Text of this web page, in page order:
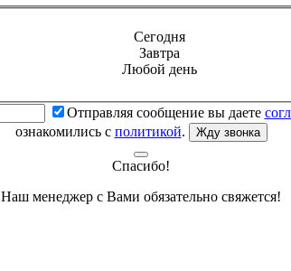
Сегодня
Завтра
Любой день
Отправляя сообщение вы даете
ознакомились с политикой. Жду звонка
Спасибо!
Наш менеджер с Вами обязательно свяжется!